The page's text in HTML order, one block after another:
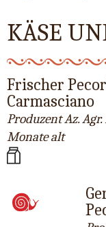
KÄSE
Frischer
Carmasciano
Produzent Az.
Monate alt